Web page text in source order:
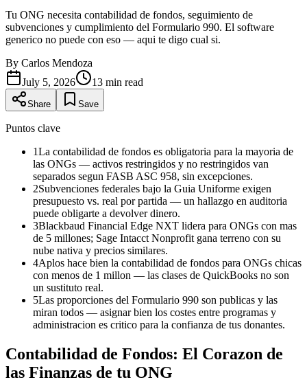
Tu ONG necesita contabilidad de fondos, seguimiento de
subvenciones y cumplimiento del Formulario 990. El software
generico no puede con eso — aqui te digo cual si.
By Carlos Mendoza
July 5, 2026
13 min read
Share Save
Puntos clave
1La contabilidad de fondos es obligatoria para la mayoria de
las ONGs — activos restringidos y no restringidos van
separados segun FASB ASC 958, sin excepciones.
2Subvenciones federales bajo la Guia Uniforme exigen
presupuesto vs. real por partida — un hallazgo en auditoria
puede obligarte a devolver dinero.
3Blackbaud Financial Edge NXT lidera para ONGs con mas
de 5 millones; Sage Intacct Nonprofit gana terreno con su
nube nativa y precios similares.
4Aplos hace bien la contabilidad de fondos para ONGs chicas
con menos de 1 millon — las clases de QuickBooks no son
un sustituto real.
5Las proporciones del Formulario 990 son publicas y las
miran todos — asignar bien los costes entre programas y
administracion es critico para la confianza de tus donantes.
Contabilidad de Fondos: El Corazon de
las Finanzas de tu ONG